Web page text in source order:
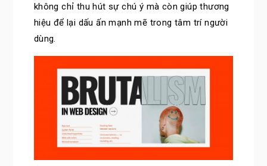
không chỉ thu hút sự chú ý mà còn giúp thương
hiệu để lại dấu ấn mạnh mẽ trong tâm trí người
dùng.